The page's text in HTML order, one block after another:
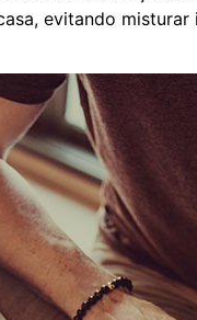
evitando